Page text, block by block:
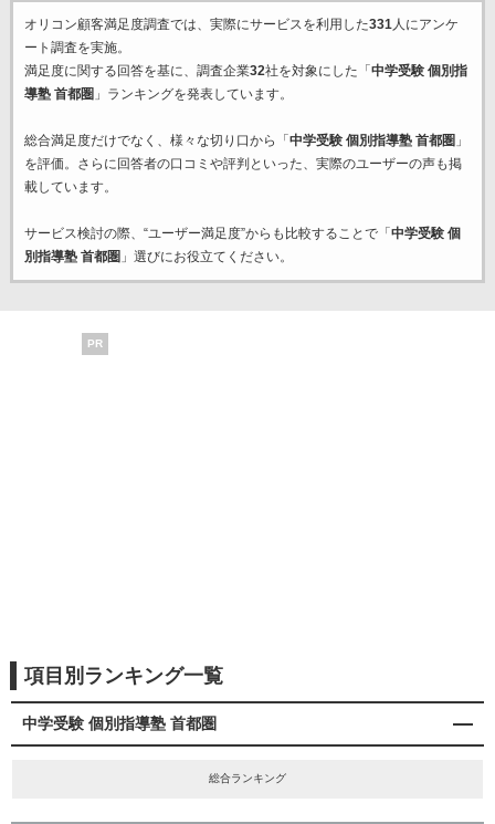
オリコン顧客満足度調査では、実際にサービスを利用した331人にアンケ
ート調査を実施。
満足度に関する回答を基に、調査企業32社を対象にした「 中学受験 個別指
導塾 首都圏 」ランキングを発表しています。
総合満足度だけでなく、様々な切り口から「 中学受験 個別指導塾 首都圏 」
を評価。さらに回答者の口コミや評判といった、実際のユーザーの声も掲
載しています。
サービス検討の際、“ユーザー満足度”からも比較することで「 中学受験 個
別指導塾 首都圏 」選びにお役立てください。
PR
項目別ランキング一覧
中学受験 個別指導塾 首都圏
総合ランキング